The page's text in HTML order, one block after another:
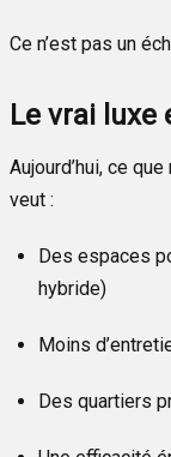
Ce n’est pas un
Le vrai luxe
Aujourd’hui, ce
veut :
Des espaces
hybride)
Moins
Des quartiers